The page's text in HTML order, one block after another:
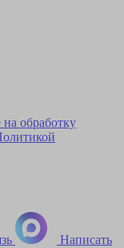
на обработку
Написать